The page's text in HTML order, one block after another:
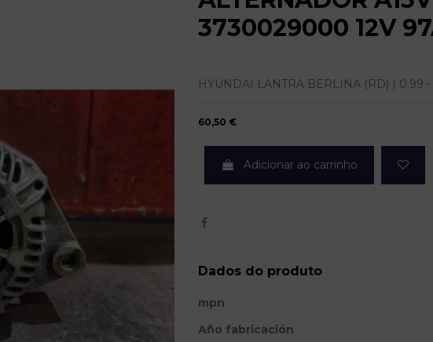
3730029000 12V
HYUNDAI LANTRA BERLINA (RD) | 0.99
60,50 €
Adicionar ao carrinho
Dados do produto
mpn
Año fabricación